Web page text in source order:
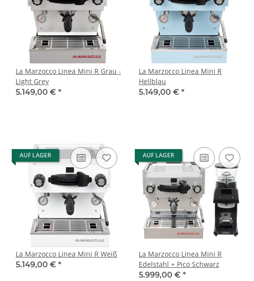
La Marzocco Linea Mini R Grau -
Light Grey
5.149,00 € *
La Marzocco Linea Mini R
Hellblau
5.149,00 € *
AUF LAGER
La Marzocco Linea Mini R Weiß
5.149,00 € *
AUF LAGER
La Marzocco Linea Mini R
Edelstahl + Pico Schwarz
5.999,00 € *